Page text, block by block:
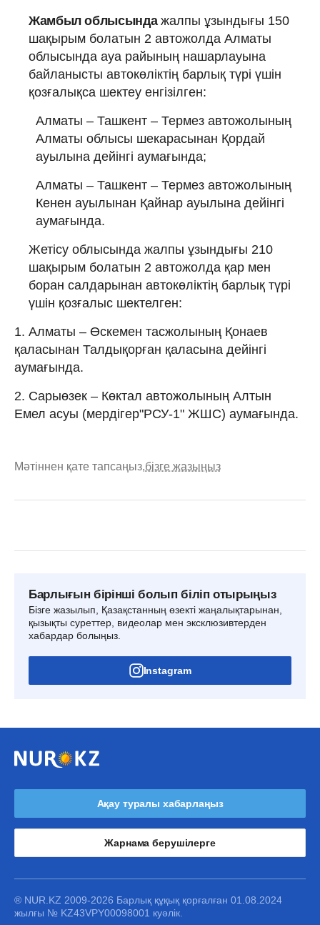
Жамбыл облысында жалпы ұзындығы 150
шақырым болатын 2 автожолда Алматы
облысында ауа райының нашарлауына
байланысты автокөліктің барлық түрі үшін
қозғалықса шектеу енгізілген:
Алматы – Ташкент – Термез автожолының
Алматы облысы шекарасынан Қордай
ауылына дейінгі аумағында;
Алматы – Ташкент – Термез автожолының
Кенен ауылынан Қайнар ауылына дейінгі
аумағында.
Жетісу облысында жалпы ұзындығы 210
шақырым болатын 2 автожолда қар мен
боран салдарынан автокөліктің барлық түрі
үшін қозғалыс шектелген:
1. Алматы – Өскемен тасжолының Қонаев
қаласынан Талдықорған қаласына дейінгі
аумағында.
2. Сарыөзек – Көктал автожолының Алтын
Емел асуы (мердігер"РСУ-1" ЖШС) аумағында.
Мәтіннен қате тапсаңыз,бізге жазыңыз
Барлығын бірінші болып біліп отырыңыз
Бізге жазылып, Қазақстанның өзекті жаңалықтарынан,
қызықты суреттер, видеолар мен эксклюзивтерден
хабардар болыңыз.
Instagram
Ақау туралы хабарлаңыз
Жарнама берушілерге
® NUR.KZ 2009-2026 Барлық құқық қорғалған 01.08.2024
жылғы № KZ43VPY00098001 куәлік.